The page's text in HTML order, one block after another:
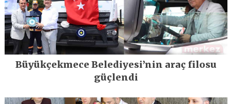
Büyükçekmece Belediyesi’nin araç filosu
güçlendi